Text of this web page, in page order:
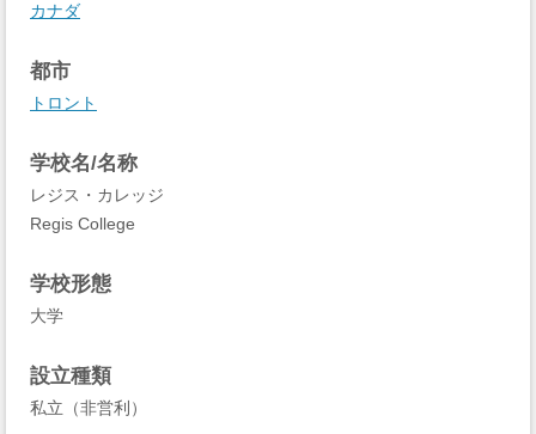
カナダ
都市
トロント
学校名/名称
レジス・カレッジ
Regis College
学校形態
大学
設立種類
私立（非営利）